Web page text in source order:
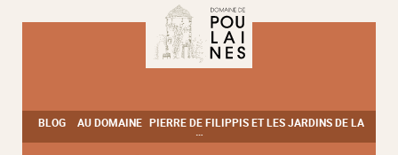
contenu
BLOG AU DOMAINE PIERRE DE FILIPPIS ET LES JARDINS DE LA
…